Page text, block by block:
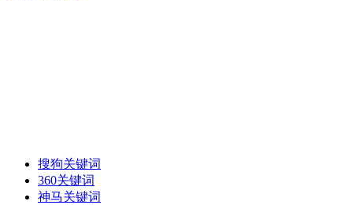
搜狗关键词
360关键词
神马关键词